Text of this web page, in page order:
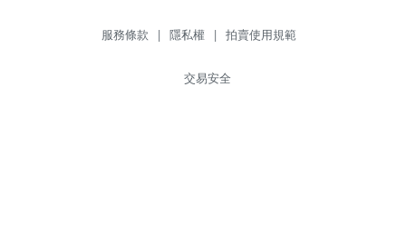
服務條款 | 隱私權 | 拍賣使用規範
交易安全